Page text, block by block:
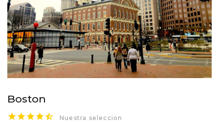
Boston
Nuestra seleccion